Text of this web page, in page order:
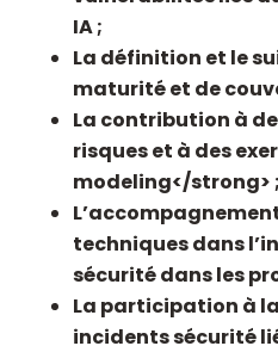
IA ;
La définition et le
maturité et de
La contribution à
risques et à des
modeling</strong> ;
techniques dans
sécurité dans les
La participation à
incidents sécurité